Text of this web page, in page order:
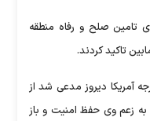
تامین صلح و رفاه منطقه
تاکید کردند.
آمریکا دیروز مدعی شد از
به زعم وی حفظ امنیت و باز